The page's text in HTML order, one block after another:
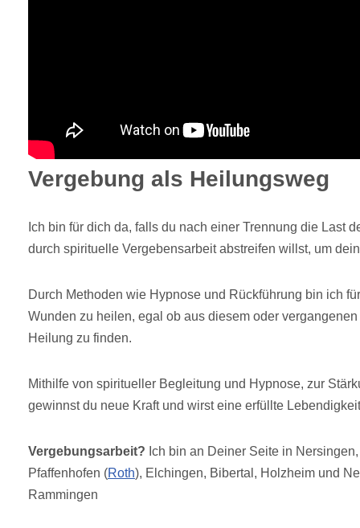
Vergebung als Heilungsweg
Ich bin für dich da, falls du nach einer Trennung die Last
durch spirituelle Vergebensarbeit abstreifen willst, um
Durch Methoden wie Hypnose und Rückführung bin ich
Wunden zu heilen, egal ob aus diesem oder
Heilung zu finden.
Mithilfe von spiritueller Begleitung und Hypnose, zur
gewinnst du neue Kraft und wirst eine erfüllte
Vergebungsarbeit? Ich bin an Deiner Seite in
Pfaffenhofen (Roth), Elchingen, Bibertal, Holzheim und
Rammingen